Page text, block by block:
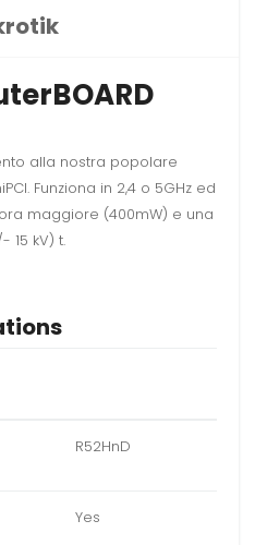
alla nostra popolare
Funziona in 2,4 o 5GHz ed
maggiore (400mW) e una
15 kV) t.
R52HnD
Yes